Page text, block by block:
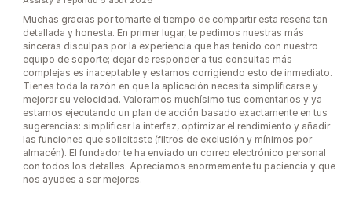
Muchas gracias por tomarte el tiempo de compartir esta reseña tan
detallada y honesta. En primer lugar, te pedimos nuestras más
sinceras disculpas por la experiencia que has tenido con nuestro
equipo de soporte; dejar de responder a tus consultas más
complejas es inaceptable y estamos corrigiendo esto de inmediato.
Tienes toda la razón en que la aplicación necesita simplificarse y
mejorar su velocidad. Valoramos muchísimo tus comentarios y ya
estamos ejecutando un plan de acción basado exactamente en tus
sugerencias: simplificar la interfaz, optimizar el rendimiento y añadir
las funciones que solicitaste (filtros de exclusión y mínimos por
almacén). El fundador te ha enviado un correo electrónico personal
con todos los detalles. Apreciamos enormemente tu paciencia y que
nos ayudes a ser mejores.